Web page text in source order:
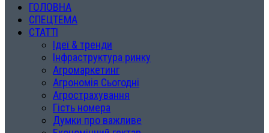
ГОЛОВНА
СПЕЦТЕМА
СТАТТІ
Ідеї & тренди
Інфраструктура ринку
Агромаркетинг
Агрономія Сьогодні
Агрострахування
Гість номера
Думки про важливе